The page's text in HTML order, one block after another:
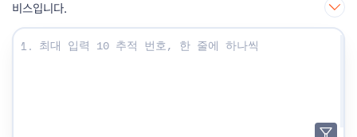
비스입니다.
조회 번호를 입력하십시오 :
1.